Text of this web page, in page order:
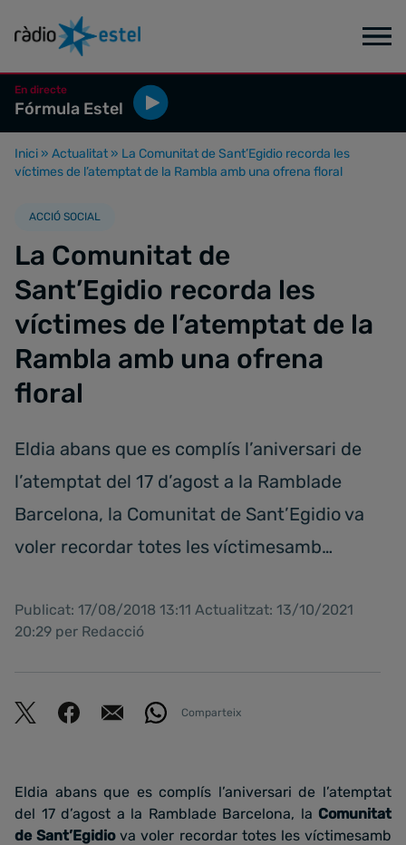
En directe
Fórmula Estel
Inici » Actualitat » La Comunitat de Sant’Egidio recorda les
víctimes de l’atemptat de la Rambla amb una ofrena floral
ACCIÓ SOCIAL
La Comunitat de
Sant’Egidio recorda les
víctimes de l’atemptat de la
Rambla amb una ofrena
floral
Eldia abans que es complís l’aniversari de
l’atemptat del 17 d’agost a la Ramblade
Barcelona, la Comunitat de Sant’Egidio va
voler recordar totes les víctimesamb…
Publicat: 17/08/2018 13:11 Actualitzat: 13/10/2021
20:29 per Redacció
Comparteix
Eldia abans que es complís l’aniversari de l’atemptat
del 17 d’agost a la Ramblade Barcelona, la Comunitat
de Sant’Egidiova voler recordar totes les víctimesamb